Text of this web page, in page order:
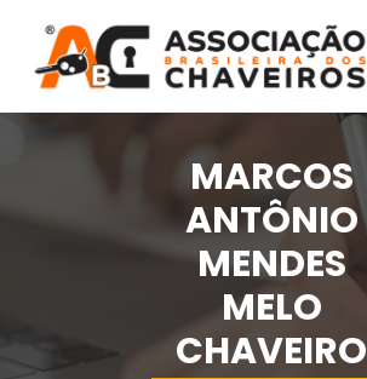
conteúdo
MARCOS
ANTÔNIO
MENDES
MELO
CHAVEIRO